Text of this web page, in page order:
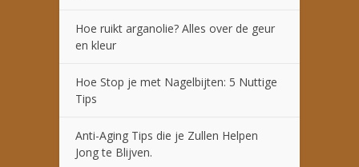
Hoe ruikt arganolie? Alles over de geur
en kleur
Hoe Stop je met Nagelbijten: 5 Nuttige
Tips
Anti-Aging Tips die je Zullen Helpen
Jong te Blijven.